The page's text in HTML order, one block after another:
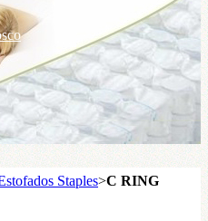
Staples>C RING